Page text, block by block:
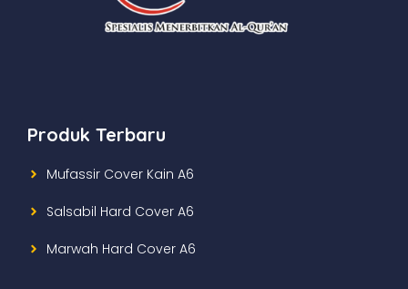
Produk Terbaru
Mufassir Cover Kain A6
Salsabil Hard Cover A6
Marwah Hard Cover A6